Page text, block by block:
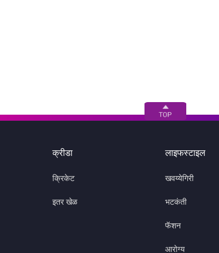
क्रीडा
क्रिकेट
इतर खेळ
लाइफस्टाइल
खवय्येगिरी
भटकंती
फॅशन
आरोग्य